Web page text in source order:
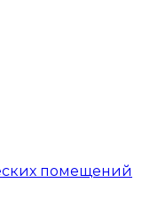
помещений